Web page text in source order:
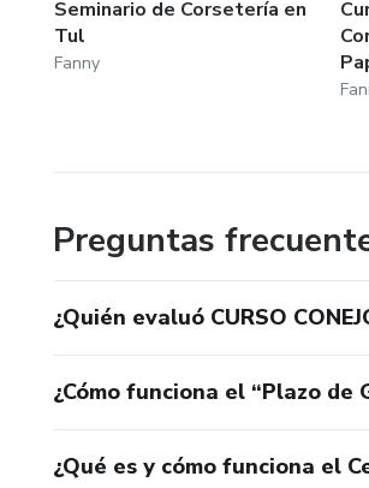
Seminario de Corsetería en
Tul
Fanny
Preguntas
¿Quién evaluó CURSO
¿Cómo funciona el “Plazo de
¿Qué es y cómo funciona el